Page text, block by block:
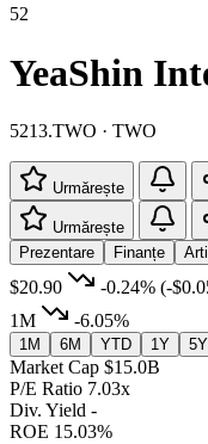
52
YeaShin
5213.TWO · TWO
Urmărește
Urmărește
Prezentare
Finanțe
$20.90 -0.24% (-
1M
-6.05%
1M 6M YTD 1Y 5Y
Market Cap $15.0B
P/E Ratio 7.03x
Div. Yield -
ROE 15.03%